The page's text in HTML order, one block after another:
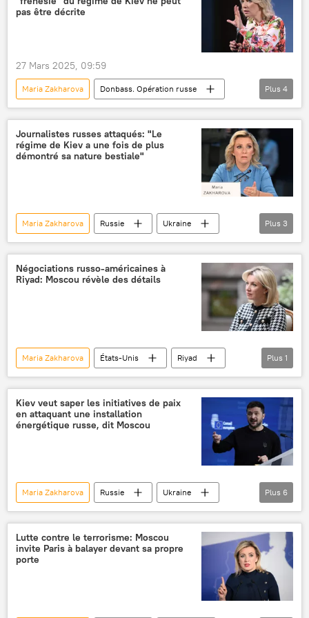
pas être décrite
27 Mars 2025, 09:59
Maria Zakharova
Donbass. Opération russe
journalistes
Kiev
attaque
Ukraine
Plus 4
Journalistes russes attaqués: "Le
régime de Kiev a une fois de plus
démontré sa nature bestiale"
Maria Zakharova Russie
Ukraine
frappes
journalistes Kiev
Plus 3
Négociations russo-américaines à
Riyad: Moscou révèle des détails
Maria Zakharova États-Unis
Riyad
Russie
Plus 1
Kiev veut saper les initiatives de paix
en attaquant une installation
énergétique russe, dit Moscou
Maria Zakharova Russie
Ukraine
conflit ukrainien
Vladimir Poutine
Donald Trump
Volodymyr Zelensky
frappes
drone
Plus 6
Lutte contre le terrorisme: Moscou
invite Paris à balayer devant sa propre
porte